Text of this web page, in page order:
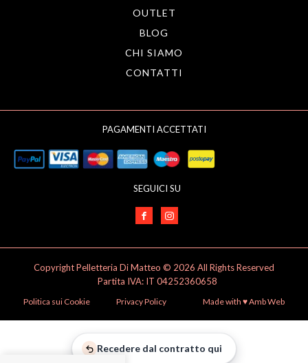
OUTLET
BLOG
CHI SIAMO
CONTATTI
PAGAMENTI ACCETTATI
SEGUICI SU
Copyright Pelletteria Di Matteo © 2026 All Rights Reserved
Partita IVA: IT 04252360658
Politica sui Cookie Privacy Policy Made with ♥️ Amb Web
Recedere dal contratto qui